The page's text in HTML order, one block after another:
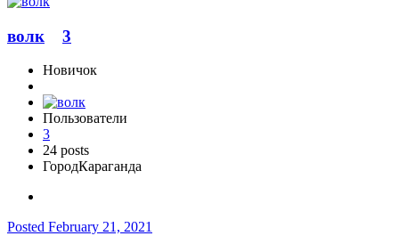
волк 3
Новичок
Пользователи
3
24 posts
ГородКараганда
Posted February 21, 2021